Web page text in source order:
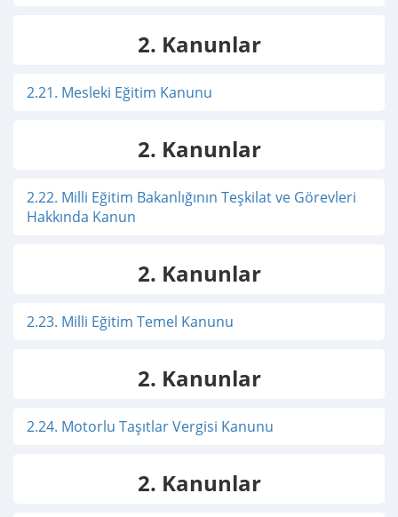
2. Kanunlar
2.21. Mesleki Eğitim Kanunu
2. Kanunlar
2.22. Milli Eğitim Bakanlığının Teşkilat ve Görevleri
Hakkında Kanun
2. Kanunlar
2.23. Milli Eğitim Temel Kanunu
2. Kanunlar
2.24. Motorlu Taşıtlar Vergisi Kanunu
2. Kanunlar